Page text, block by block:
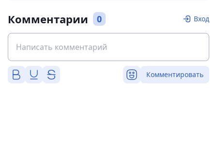
Комментарии 0 Вход
Комментировать